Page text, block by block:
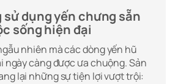
sử dụng yến chưng sẵn
sống hiện đại
nhiên mà các dòng yến hũ
ngày càng được ưa chuộng. Sản
lại những sự tiện lợi vượt trội: